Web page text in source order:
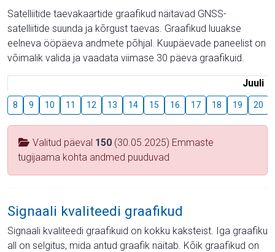
Satelliitide taevakaartide graafikud näitavad GNSS-
satelliitide suunda ja kõrgust taevas. Graafikud luuakse
eelneva ööpäeva andmete põhjal. Kuupäevade paneelist on
võimalik valida ja vaadata viimase 30 päeva graafikuid.
Juuli
8 9 10 11 12 13 14 15 16 17 18 19 20
Valitud päeval 150 (30.05.2025) Emmaste
tugijaama kohta andmed puuduvad
Signaali kvaliteedi graafikud
Signaali kvaliteedi graafikuid on kokku kaksteist. Iga graafiku
all on selgitus, mida antud graafik näitab. Kõik graafikud on